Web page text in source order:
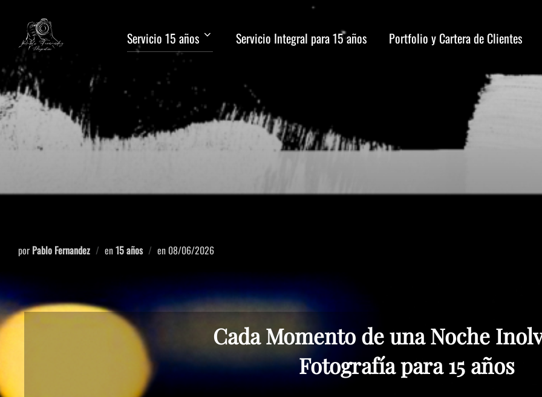
Servicio 15 años Servicio Integral para 15 años Portfolio y Cartera de Clientes
por Pablo Fernandez en15 años en 08/06/2026
Cada Momento de una Noche
Fotografía para 15 años